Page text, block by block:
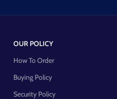
OUR POLICY
How To Order
Buying Policy
Security Policy